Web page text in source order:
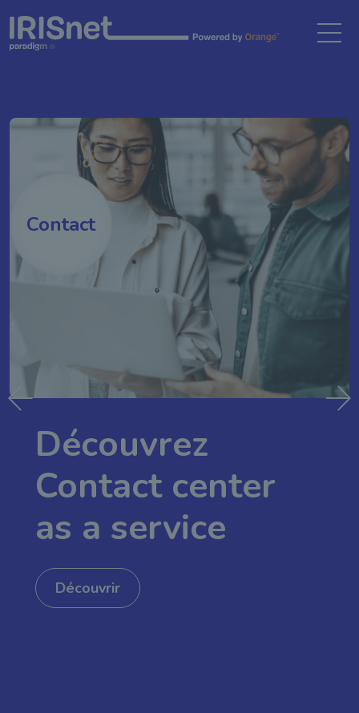
Contact
Découvrez
Contact center
as a service
Découvrir